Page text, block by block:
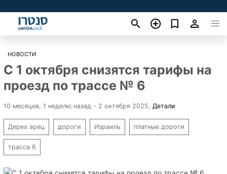
НОВОСТИ
С 1 октября снизятся тарифы на
проезд по трассе № 6
10 месяцев, 1 неделю назад - 2 октября 2025 Детали
Дерех эрец дороги Израиль платные дороги
трасса 6